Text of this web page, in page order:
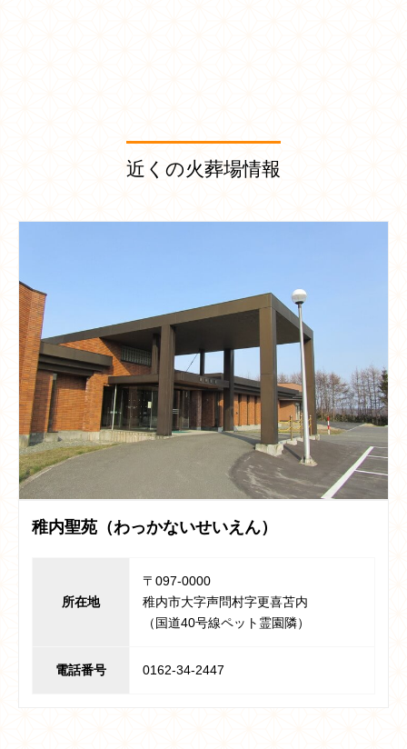
近くの火葬場情報
稚内聖苑（わっかないせいえん）
所在地
〒097-0000
稚内市大字声問村字更喜苫内
（国道40号線ペット霊園隣）
電話番号 0162-34-2447